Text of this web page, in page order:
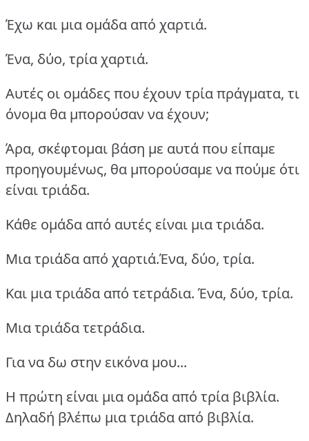
Έχω και μια ομάδα από χαρτιά.
Ένα, δύο, τρία χαρτιά.
Αυτές οι ομάδες που έχουν τρία πράγματα, τι
όνομα θα μπορούσαν να έχουν;
Άρα, σκέφτομαι βάση με αυτά που είπαμε
προηγουμένως, θα μπορούσαμε να πούμε ότι
είναι τριάδα.
Κάθε ομάδα από αυτές είναι μια τριάδα.
Μια τριάδα από χαρτιά.Ένα, δύο, τρία.
Και μια τριάδα από τετράδια. Ένα, δύο, τρία.
Μια τριάδα τετράδια.
Για να δω στην εικόνα μου...
Η πρώτη είναι μια ομάδα από τρία βιβλία.
Δηλαδή βλέπω μια τριάδα από βιβλία.